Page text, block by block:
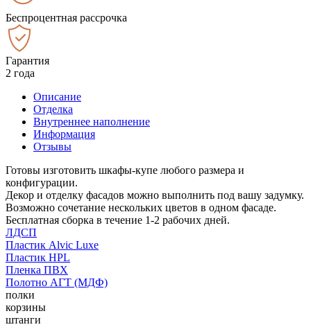
Беспроцентная рассрочка
Гарантия
2 года
Описание
Отделка
Внутреннее наполнение
Информация
Отзывы
Готовы изготовить шкафы-купе любого размера и
конфигурации.
Декор и отделку фасадов можно выполнить под вашу задумку.
Возможно сочетание нескольких цветов в одном фасаде.
Бесплатная сборка в течение 1-2 рабочих дней.
ЛДСП
Пластик Alvic Luxe
Пластик HPL
Пленка ПВХ
Полотно АГТ (МДФ)
полки
корзины
штанги